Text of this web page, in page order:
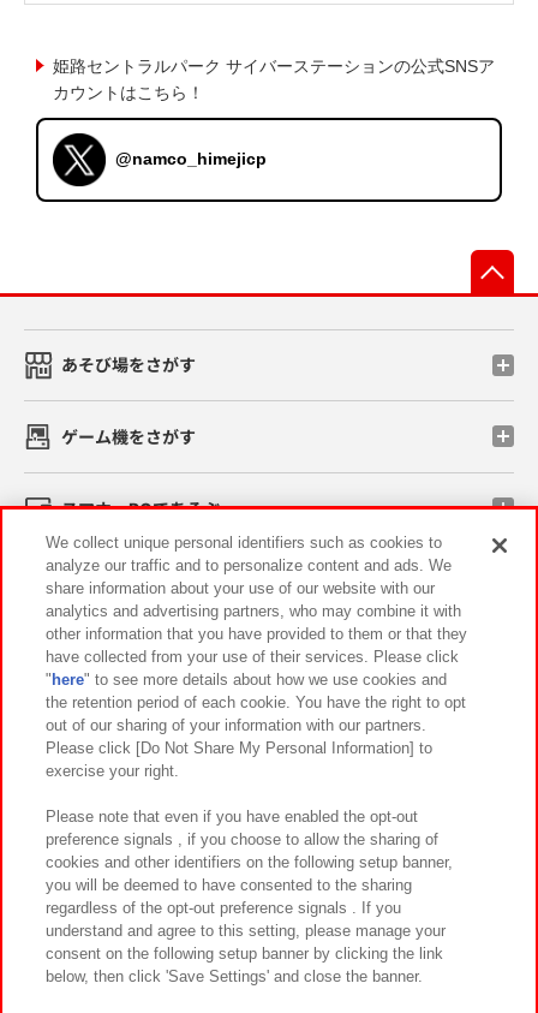
姫路セントラルパーク サイバーステーションの公式SNSア
カウントはこちら！
@namco_himejicp
あそび場をさがす
ゲーム機をさがす
スマホ・PCであそぶ
イベント・キャンペーン
関連会社 サステナビリティ サイトポリシー
プライバシーポリシー ウェブアクセシビリティ方針と検証結果
お取引先さまとともに
カスタマーハラスメント対応方針 よくあるご質問・お問い合わせ
©Bandai Namco Amusement Inc.
We collect unique personal identifiers such as cookies to
analyze our traffic and to personalize content and ads. We
share information about your use of our website with our
analytics and advertising partners, who may combine it with
other information that you have provided to them or that they
have collected from your use of their services. Please click
" here" to see more details about how we use cookies and
the retention period of each cookie. You have the right to opt
out of our sharing of your information with our partners.
Please click [Do Not Share My Personal Information] to
exercise your right.
Please note that even if you have enabled the opt-out
preference signals , if you choose to allow the sharing of
cookies and other identifiers on the following setup banner,
you will be deemed to have consented to the sharing
regardless of the opt-out preference signals . If you
understand and agree to this setting, please manage your
consent on the following setup banner by clicking the link
below, then click 'Save Settings' and close the banner.